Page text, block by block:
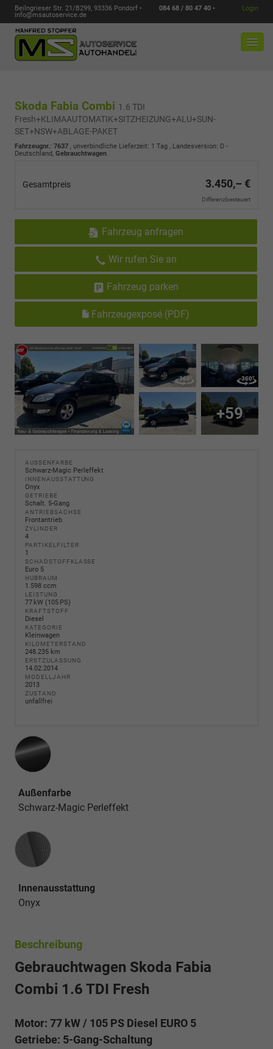
Beilngrieser Str. 21/B299, 93336 Pondorf •
084 68 / 80 47 40 •
info@msautoservice.de
Login
Skoda Fabia Combi 1.6 TDI
Fresh+KLIMAAUTOMATIK+SITZHEIZUNG+ALU+SUN-
SET+NSW+ABLAGE-PAKET
Fahrzeugnr.: 7637 , unverbindliche Lieferzeit: 1 Tag , Landesversion: D -
Deutschland, Gebrauchtwagen
Gesamtpreis 3.450,– €
Differenzbesteuert
Fahrzeug anfragen
Wir rufen Sie an
Fahrzeug parken
Fahrzeugexposé (PDF)
+59
AUSSENFARBE
Schwarz-Magic Perleffekt
INNENAUSSTATTUNG
Onyx
GETRIEBE
Schalt. 5-Gang
ANTRIEBSACHSE
Frontantrieb
ZYLINDER
4
PARTIKELFILTER
1
SCHADSTOFFKLASSE
Euro 5
HUBRAUM
1.598 ccm
LEISTUNG
77 kW (105 PS)
KRAFTSTOFF
Diesel
KATEGORIE
Kleinwagen
KILOMETERSTAND
248.235 km
ERSTZULASSUNG
14.02.2014
MODELLJAHR
2013
ZUSTAND
unfallfrei
Außenfarbe
Schwarz-Magic Perleffekt
Innenausstattung
Innenausstattung
Onyx
Beschreibung
Gebrauchtwagen Skoda Fabia
Combi 1.6 TDI Fresh
Motor: 77 kW / 105 PS Diesel EURO 5
Getriebe: 5-Gang-Schaltung